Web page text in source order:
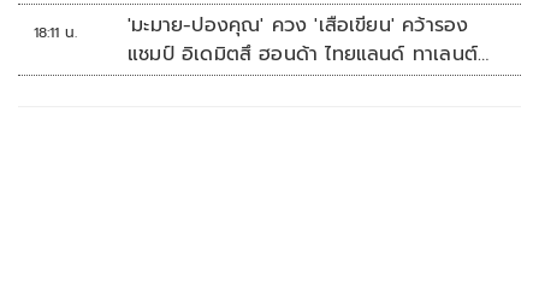
18:11 น.
'มะมาย-ปองคุณ' ควง 'เสือเขียน' คว้ารอง
แชมป์ อิเดมิตสึ ฮอนด้า ไทยแลนด์ ทาเลนต์
คัพ สนาม 3